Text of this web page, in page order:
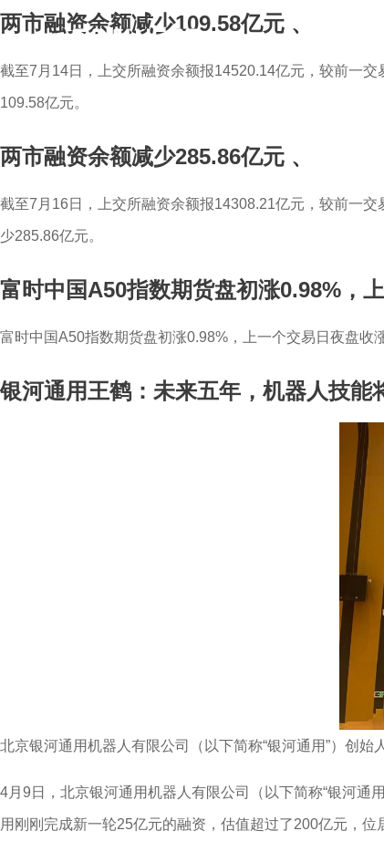
两市融资余额减少109.58亿元 、
截至7月14日，上交所融资余额报14520.14亿元，较前一
109.58亿元。
两市融资余额减少285.86亿元 、
截至7月16日，上交所融资余额报14308.21亿元，较前一
少285.86亿元。
富时中国A50指数期货盘初涨0.98%，
富时中国A50指数期货盘初涨0.98%，上一个交易日夜盘收
银河通用王鹤：未来五年，机器人技能
北京银河通用机器人有限公司（以下简称“银河通用”）创
4月9日，北京银河通用机器人有限公司（以下简称“银河通
用刚刚完成新一轮25亿元的融资，估值超过了200亿元，位